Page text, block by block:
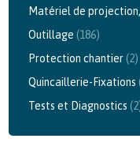
Matériel de
Outillage (186)
Protection chantier(2)
Quincaillerie-Fixations
Tests et Diagnostics